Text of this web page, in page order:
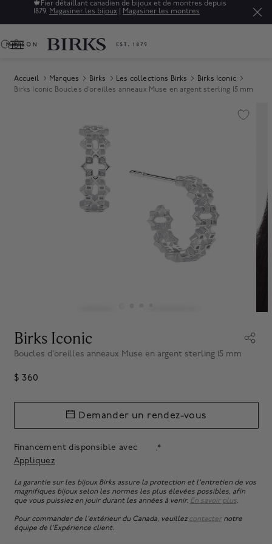
🍁 Fier détaillant canadien de bijoux et de montres depuis
1879. Magasiner les bijoux Magasiner les montres
0
Accueil Marques Birks Les collections Birks
Birks Iconic
Birks Iconic Boucles d’oreilles anneaux Muse en argent sterling 15 mm
Birks Iconic
Boucles d’oreilles anneaux Muse en argent sterling 15 mm
$ 360
Financement disponsible avec
.*
Appliquez
Demander un rendez-vous
La garantie sur les bijoux Birks assure la protection et l'entretien de vos
magnifiques bijoux selon les normes les plus élevées possibles, afin
que vous puissiez en jouir durant les années à venir. En savoir plus.
Pour commander de l'extérieur du Canada, veuillez contacternotre
équipe de l'Expérience client.